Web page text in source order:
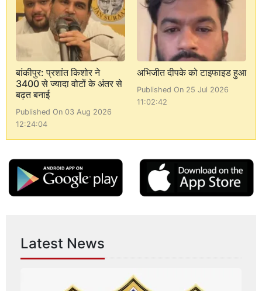
बांकीपुर: प्रशांत किशोर ने
3400 से ज्यादा वोटों के अंतर से
बढ़त बनाई
Published On 03 Aug 2026
12:24:04
अभिजीत दीपके को टाइफाइड हुआ
Published On 25 Jul 2026
11:02:42
Latest News